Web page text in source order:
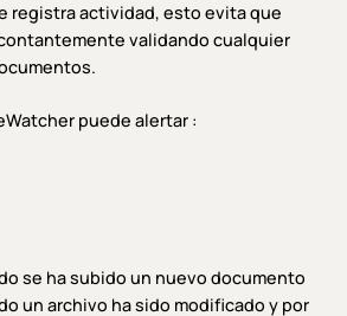
registra actividad, esto evita que
validando cualquier
puede alertar :
se ha subido un nuevo documento
un archivo ha sido modificado y por